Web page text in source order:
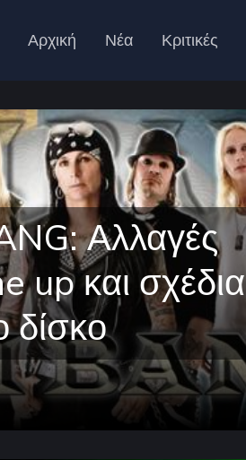
Αρχική Νέα Κριτικές
Αλλαγές
up και σχέδια
δίσκο